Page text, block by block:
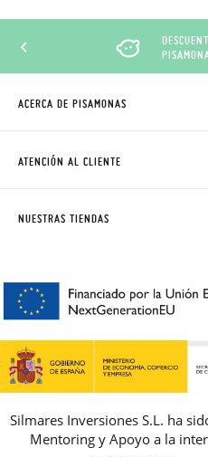
ACERCA DE PISAMONAS
CÓMO COMPRAR
AVISO LEGAL, PRIVACIDAD Y COOKIES
REBAJAS
ATENCIÓN AL CLIENTE
PREGUNTAS FRECUENTES
NUESTRAS TIENDAS
Silmares Inversiones S.L. ha
Mentoring y Apoyo a la